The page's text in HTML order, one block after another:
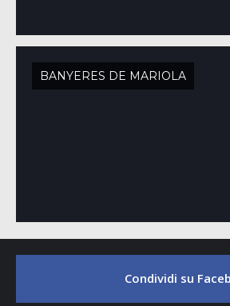
BANYERES DE MARIOLA
Condividi su